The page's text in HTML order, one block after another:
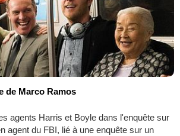
de Marco Ramos
agents Harris et Boyle dans l'enquête sur
agent du FBI, lié à une enquête sur un